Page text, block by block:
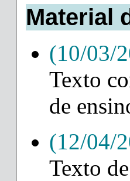
Material
(10/03/
Texto
de
(12/04/
Texto